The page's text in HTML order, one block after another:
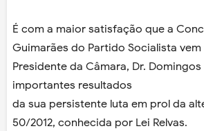
É com a maior satisfação que a
Guimarães do Partido Socialista vem
Presidente da Câmara, Dr.
importantes resultados
da sua persistente luta em prol da
50/2012, conhecida por Lei Relvas.